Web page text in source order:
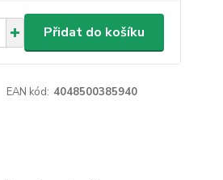
Přidat do košíku
EAN kód: 4048500385940